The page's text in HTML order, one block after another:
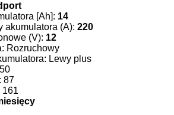
[Ah]: 14
akumulatora (A): 220
(V): 12
Rozruchowy
Lewy plus
87
161